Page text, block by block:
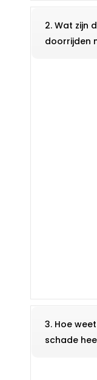
2. Wat zijn
doorrijden
3. Hoe
schade